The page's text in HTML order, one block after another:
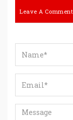
Leave A Comment